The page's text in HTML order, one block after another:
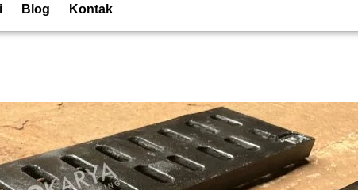
Blog Kontak